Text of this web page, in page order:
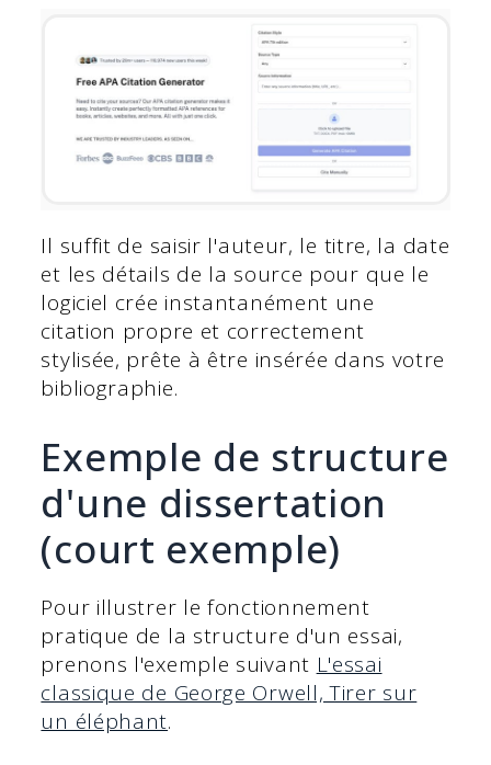
Il suffit de saisir l'auteur, le titre, la date
et les détails de la source pour que le
logiciel crée instantanément une
citation propre et correctement
stylisée, prête à être insérée dans votre
bibliographie.
Exemple de structure
d'une dissertation
(court exemple)
Pour illustrer le fonctionnement
pratique de la structure d'un essai,
prenons l'exemple suivant L'essai
classique de George Orwell, Tirer sur
un éléphant.